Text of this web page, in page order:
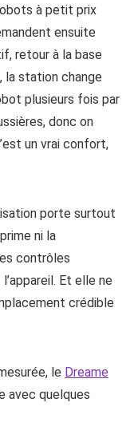
à petit prix
ensuite
retour à la base
la station change
plusieurs fois par
donc on
un vrai confort,
porte surtout
ni la
contrôles
Et elle ne
crédible
le Dreame
avec quelques